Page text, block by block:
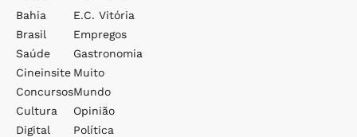
Bahia
Brasil
Saúde
Cineinsite
Concursos
Cultura
Digital
E.c. Vitória
Empregos
Gastronomia
Muito
Mundo
Opinião
Política